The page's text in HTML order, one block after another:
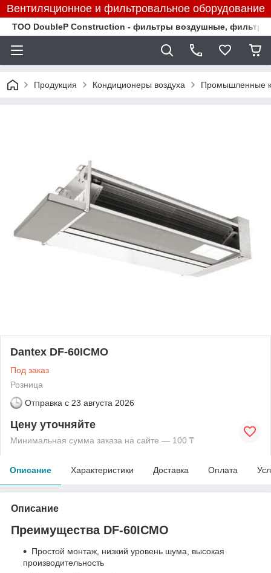
Вентиляционное и фильтровальное оборудование
TOO DoubleP Construction - фильтры воздушные,
Продукция Кондиционеры воздуха Промышленные
Dantex DF-60ICMO
Под заказ
Розница
Отправка с 23 августа 2026
Цену уточняйте
Минимальная сумма заказа на сайте — 100 ₸
Описание Характеристики Доставка Оплата
Описание
Преимущества DF-60ICMO
Простой монтаж, низкий уровень шума, высокая
производительность